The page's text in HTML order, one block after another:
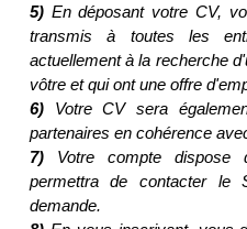
5)En déposant votre CV,
transmis à toutes les
actuellement à la recherche
vôtre et qui ont une offre
6)Votre CV sera
partenaires en cohérence
7)Votre compte dispose
permettra de contacter le
demande.